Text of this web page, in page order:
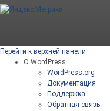
Перейти к верхней панели
О WordPress
WordPress.org
Документация
Поддержка
Обратная связь